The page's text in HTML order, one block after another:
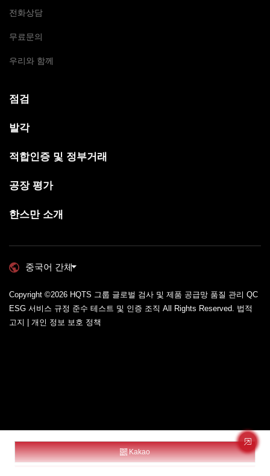
전화상담
무료문의
우리와 함께
점검
발각
적합인증 및 정부거래
공장 평가
한스만 소개
중국어 간체
Copyright ©2026 HQTS 그룹 글로벌 검사 및 제품 공급망 품질 관리 QC
ESG 서비스 규정 준수 테스트 및 인증 조직 All Rights Reserved. 법적
고지 | 개인 정보 보호 정책
Kakao